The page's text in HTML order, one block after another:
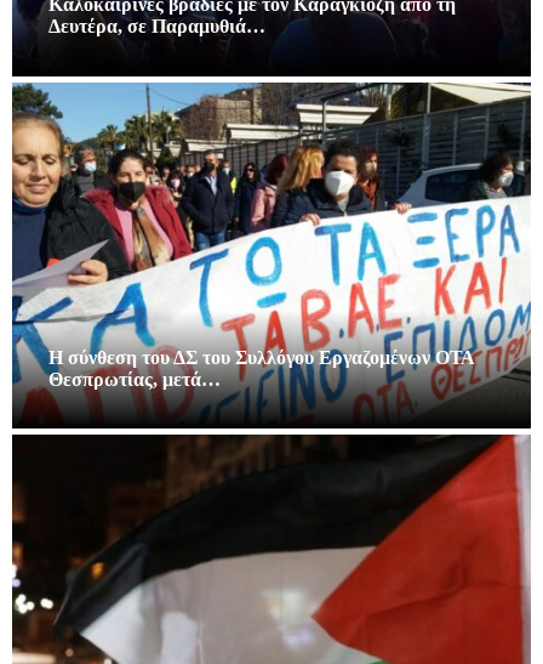
Καλοκαιρινές βραδιές με τον Καραγκιόζη απο τη
Δευτέρα, σε Παραμυθιά…
Η σύνθεση του ΔΣ του Συλλόγου Εργαζομένων ΟΤΑ
Θεσπρωτίας, μετά…